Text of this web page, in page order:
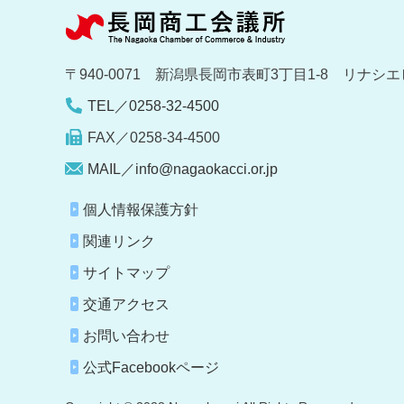
〒940-0071 新潟県長岡市表町3丁目1-8 リナシエ
TEL／0258-32-4500
FAX／0258-34-4500
MAIL／info@nagaokacci.or.jp
個人情報保護方針
関連リンク
サイトマップ
交通アクセス
お問い合わせ
公式Facebookページ